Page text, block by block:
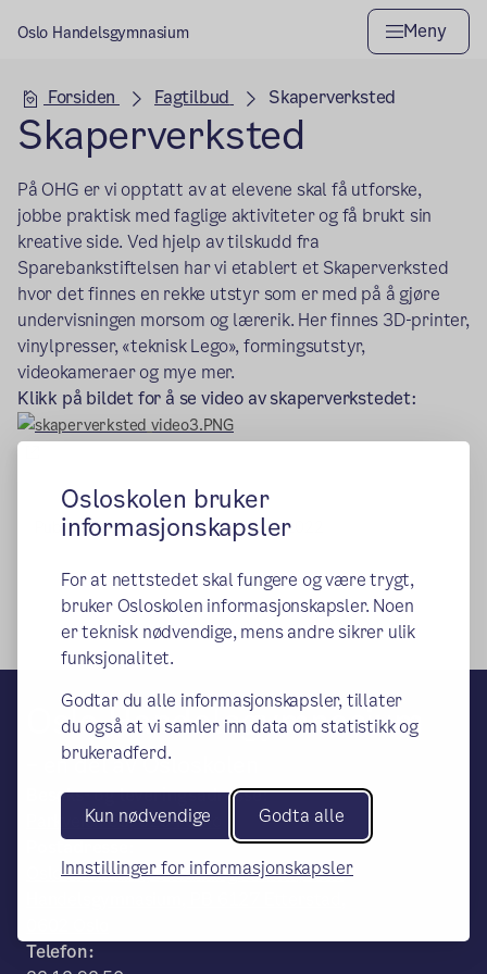
Osloskolen bruker
informasjonskapsler
For at nettstedet skal fungere og være trygt,
bruker Osloskolen informasjonskapsler. Noen
er teknisk nødvendige, mens andre sikrer ulik
funksjonalitet.
Godtar du alle informasjonskapsler, tillater
du også at vi samler inn data om statistikk og
brukeradferd.
Kun nødvendige Godta alle
Innstillinger for informasjonskapsler
Oslo Handelsgymnasium Meny
Hovedseksjon
Forsiden Fagtilbud Skaperverksted
Skaperverksted
På OHG er vi opptatt av at elevene skal få utforske,
jobbe praktisk med faglige aktiviteter og få brukt sin
kreative side. Ved hjelp av tilskudd fra
Sparebankstiftelsen har vi etablert et Skaperverksted
hvor det finnes en rekke utstyr som er med på å gjøre
undervisningen morsom og lærerik. Her finnes 3D-printer,
vinylpresser, «teknisk Lego», formingsutstyr,
videokameraer og mye mer.
Klikk på bildet for å se video av skaperverkstedet:
(ekstern lenke)
Publisert:11.01.2022Endret:20.01.2022
Oslo Handelsgymnasium
– en del av Osloskolen
Besøks- og leveringsadresse:
Parkveien 65, 0254 Oslo
Postadresse:
Oslo Kommune, Utdanningsetaten, Oslo
Telefon: